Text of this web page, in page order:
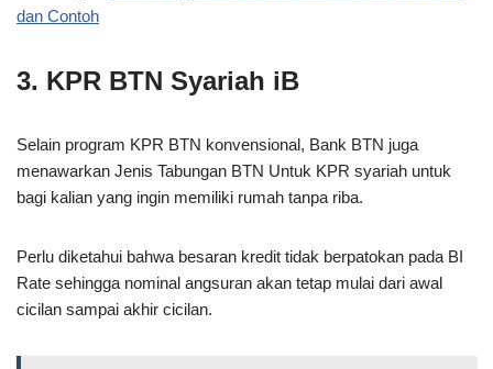
dan Contoh
3. KPR BTN Syariah iB
Selain program KPR BTN konvensional, Bank BTN juga
menawarkan Jenis Tabungan BTN Untuk KPR syariah untuk
bagi kalian yang ingin memiliki rumah tanpa riba.
Perlu diketahui bahwa besaran kredit tidak berpatokan pada BI
Rate sehingga nominal angsuran akan tetap mulai dari awal
cicilan sampai akhir cicilan.